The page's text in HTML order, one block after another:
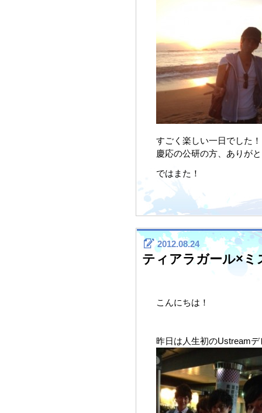
すごく楽しい一日でした！
慶応の公研の方、ありが
ではまた！
2012.08.24
ティアラガール×ミ
こんにちは！
昨日は人生初のUstream